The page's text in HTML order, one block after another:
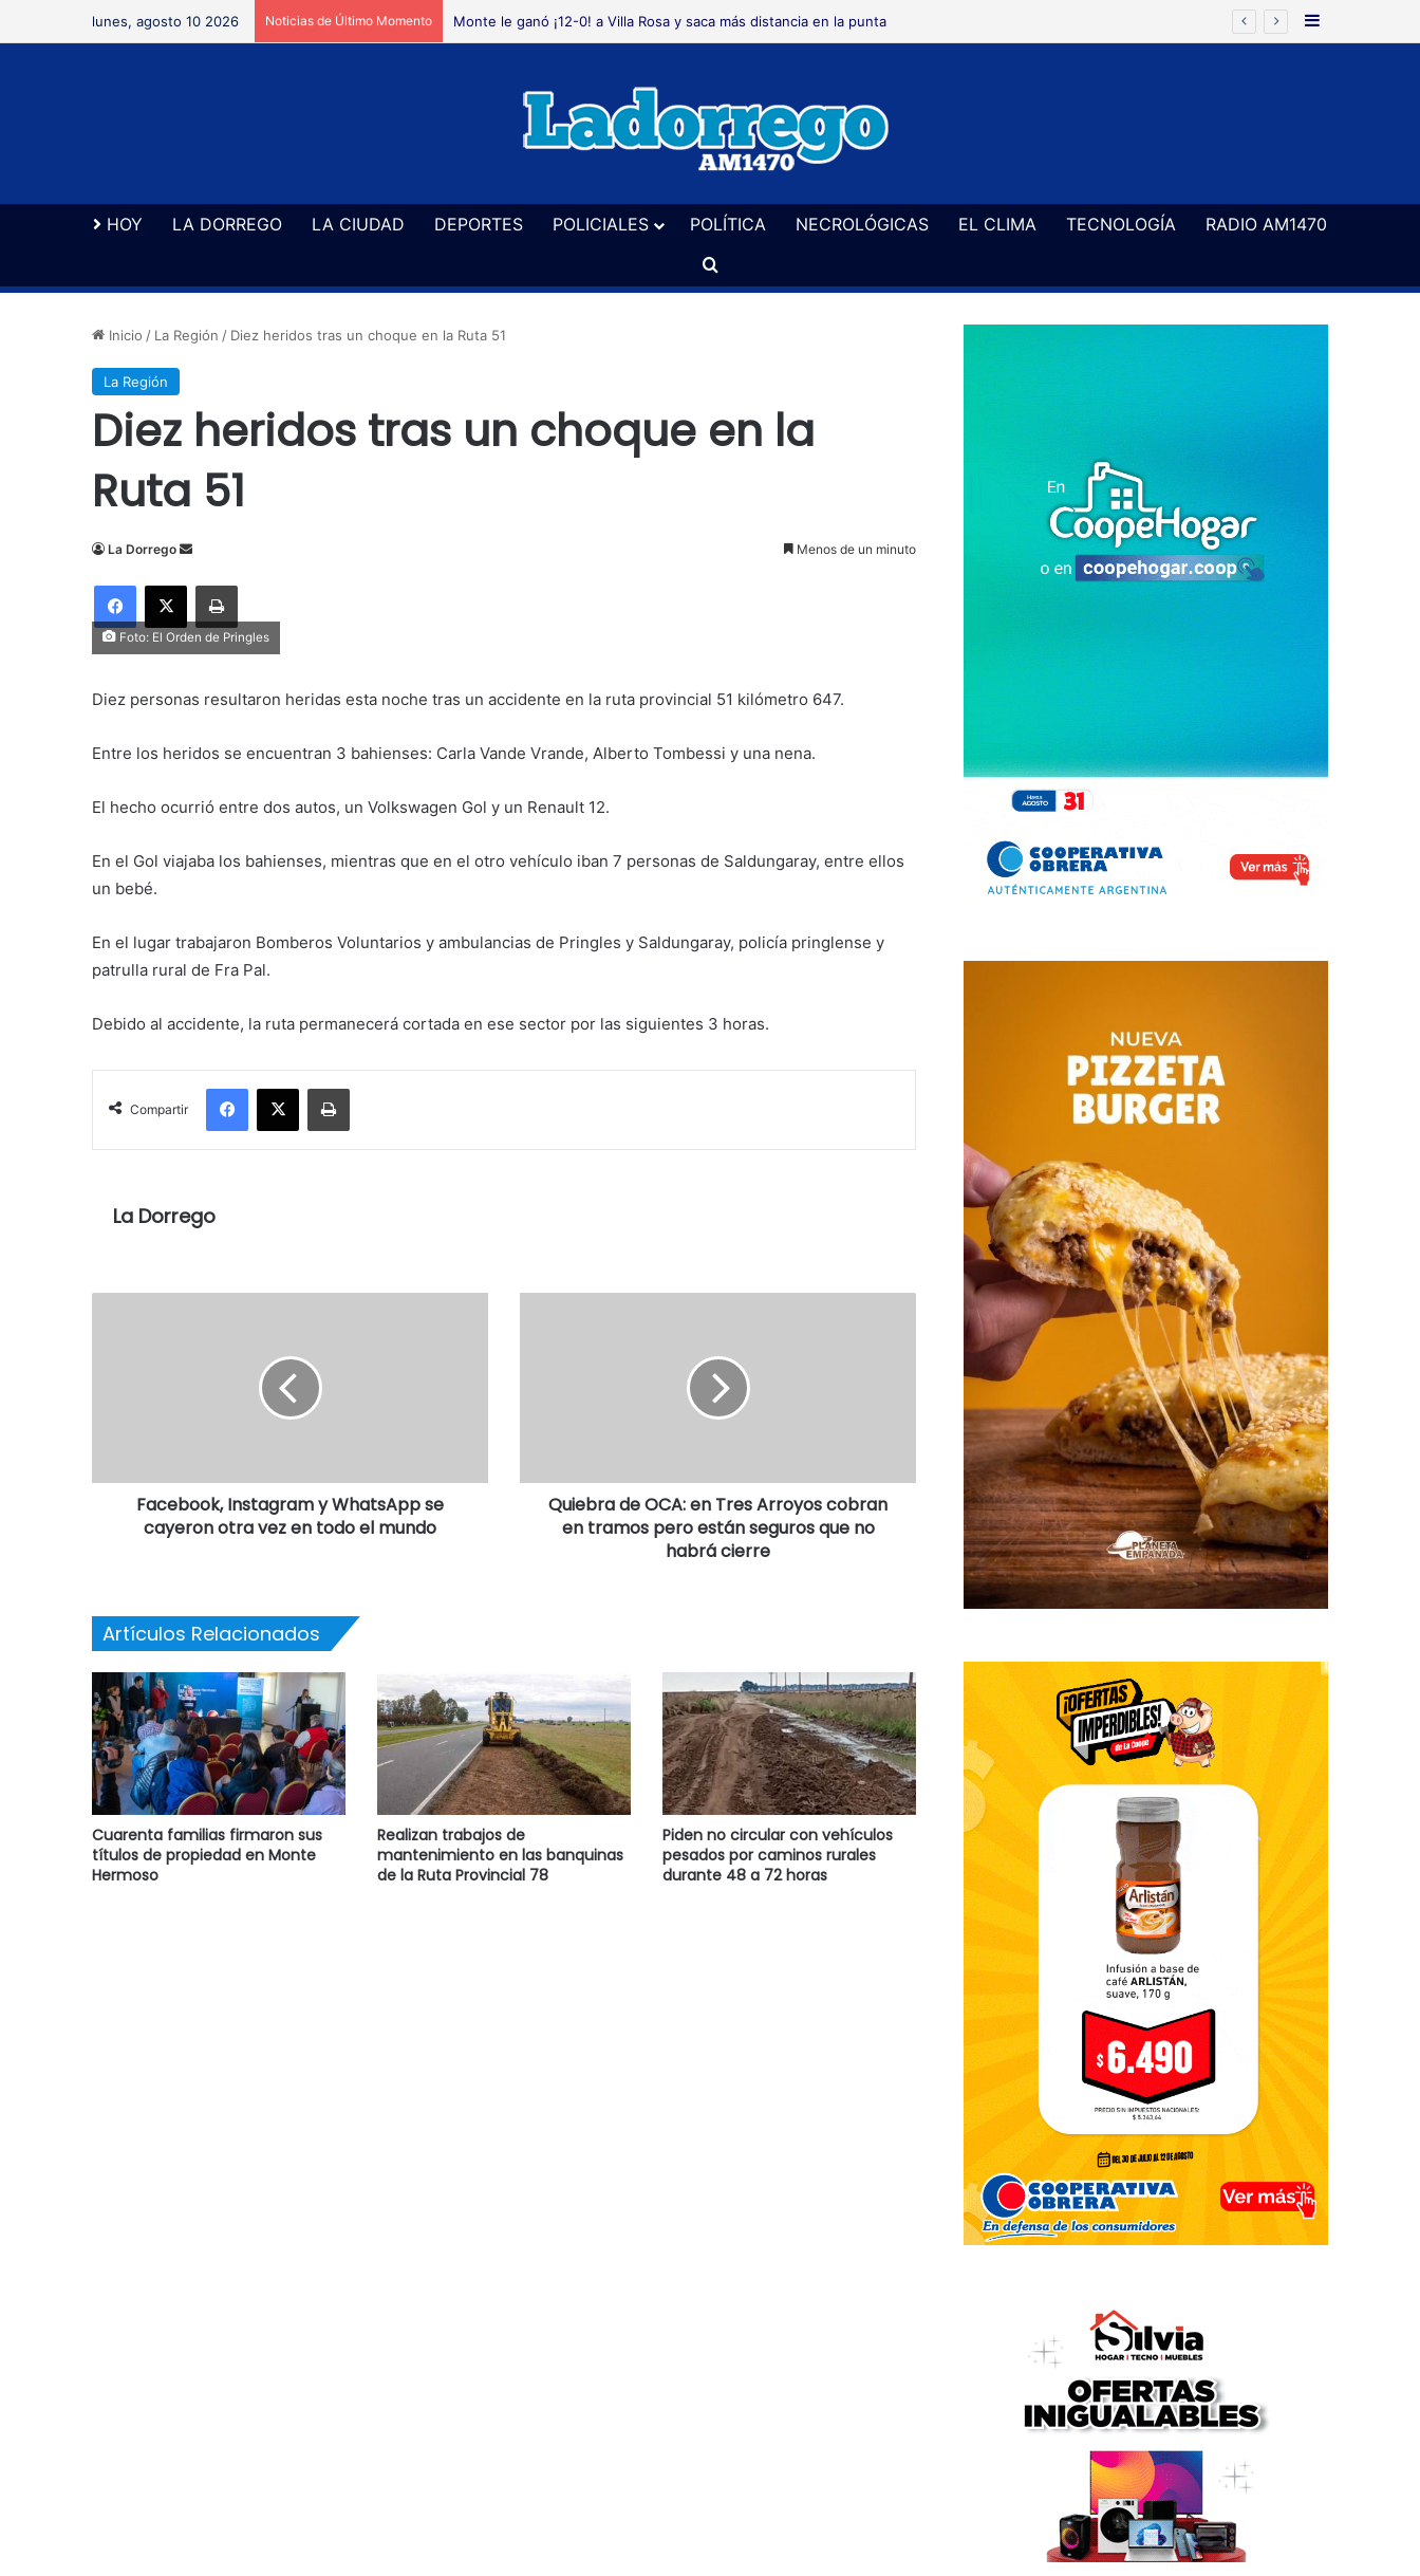
lunes, agosto 10 2026 Noticias de Último Momento Monte le ganó ¡12-0! a Villa Rosa y saca más distancia en la punta Barra Lateral
HOY LA DORREGO LA CIUDAD DEPORTES POLICIALES POLÍTICA NECROLÓGICAS EL CLIMA TECNOLOGÍA
RADIO AM1470
Buscar
Inicio / La Región / Diez heridos tras un choque en la Ruta 51
La Región
Diez heridos tras un choque en la
Ruta 51
La Dorrego
Send
email
Menos de un minuto
Facebook
X Imprimir
Foto: El Orden de Pringles
Diez personas resultaron heridas esta noche tras un accidente en la ruta provincial 51 kilómetro 647.
Entre los heridos se encuentran 3 bahienses: Carla Vande Vrande, Alberto Tombessi y una nena.
El hecho ocurrió entre dos autos, un Volkswagen Gol y un Renault 12.
En el Gol viajaba los bahienses, mientras que en el otro vehículo iban 7 personas de Saldungaray, entre ellos
un bebé.
En el lugar trabajaron Bomberos Voluntarios y ambulancias de Pringles y Saldungaray, policía pringlense y
patrulla rural de Fra Pal.
Debido al accidente, la ruta permanecerá cortada en ese sector por las siguientes 3 horas.
Compartir
Facebook
X Imprimir
La Dorrego
Facebook, Instagram y WhatsApp se
cayeron otra vez en todo el mundo
Quiebra de OCA: en Tres Arroyos cobran
en tramos pero están seguros que no
habrá cierre
Artículos Relacionados
Cuarenta familias firmaron sus
títulos de propiedad en Monte
Hermoso
Realizan trabajos de
mantenimiento en las banquinas
de la Ruta Provincial 78
Piden no circular con vehículos
pesados por caminos rurales
durante 48 a 72 horas